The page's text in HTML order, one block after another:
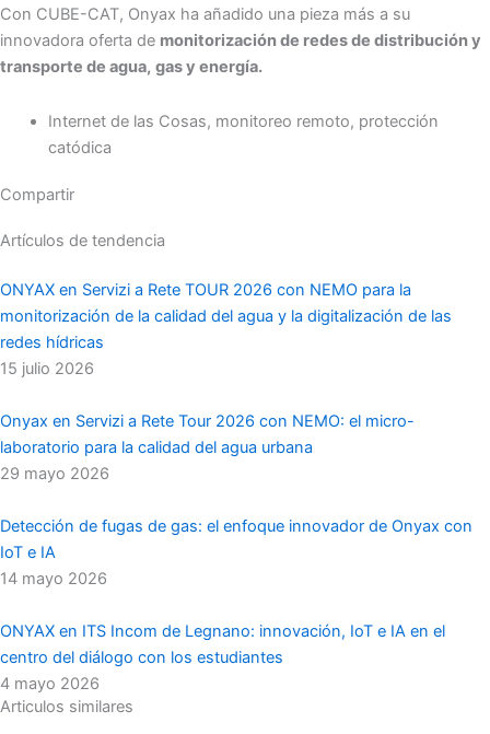
Con CUBE-CAT, Onyax ha añadido una pieza más a su
innovadora oferta de monitorización de redes de distribución y
transporte de agua, gas y energía.
Internet de las Cosas, monitoreo remoto, protección
catódica
Compartir
Artículos de tendencia
ONYAX en Servizi a Rete TOUR 2026 con NEMO para la
monitorización de la calidad del agua y la digitalización de las
redes hídricas
15 julio 2026
Onyax en Servizi a Rete Tour 2026 con NEMO: el micro-
laboratorio para la calidad del agua urbana
29 mayo 2026
Detección de fugas de gas: el enfoque innovador de Onyax con
IoT e IA
14 mayo 2026
ONYAX en ITS Incom de Legnano: innovación, IoT e IA en el
centro del diálogo con los estudiantes
4 mayo 2026
Articulos similares